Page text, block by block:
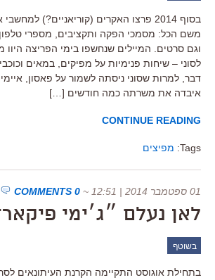
בסוף 2014 פרצו האקרים (קוריאניים?)
משם הכל: מסמכי הפקה ותקציבים, מספרי טלפון
וגם סרטים. המיילים שנחשפו בימי הפריצה היוו
לסוני – שיחות פנימיות על מפיקים, במאים
דבר, למרות שסוני ניסתה לשמור על פאסון, איימי
איבדה את משרתה כמה חודשים […]
CONTINUE READING
Tags: מפיצים
01 ספטמבר 2014 | 12:51 ~
0 COMMENTS
לאן נעלם ״ג׳ימי
בשוטף
בתחילת אוגוסט התקיימה הקרנת העיתונאים